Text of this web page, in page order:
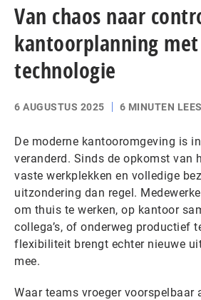
Van chaos naar
kantoorplanning
technologie
6 AUGUSTUS 2025 6 MINUTEN
De moderne kantooromgeving is
veranderd. Sinds de opkomst van
vaste werkplekken en volledige
uitzondering dan regel.
om thuis te werken, op kantoor
collega’s, of onderweg productief
flexibiliteit brengt echter nieuwe
mee.
Waar teams vroeger voorspelbaar